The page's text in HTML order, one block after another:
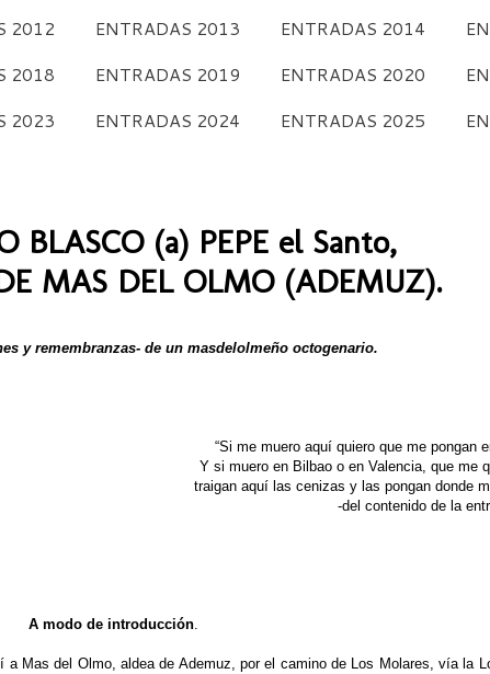
2012 ENTRADAS 2013 ENTRADAS 2014
2018 ENTRADAS 2019 ENTRADAS 2020
2023
ENTRADAS 2024 ENTRADAS 2025
BLASCO (a) PEPE el Santo,
MAS DEL OLMO (ADEMUZ).
y remembranzas- de un masdelolmeño octogenario.
“Si me muero aquí quiero que me pongan
Y si muero en Bilbao o en Valencia, que me
traigan aquí las cenizas y las pongan donde
-del contenido de la
A modo de introducción.
Mas del Olmo, aldea de Ademuz, por el camino de Los Molares, vía la